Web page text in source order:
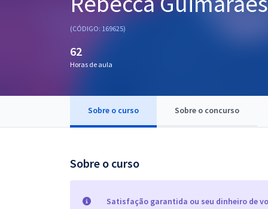
Questões grátis
(CÓDIGO: 169625)
62
Horas de aula
Sobre o curso Sobre o concurso
Sobre o curso
Satisfação garantida ou seu dinheiro de